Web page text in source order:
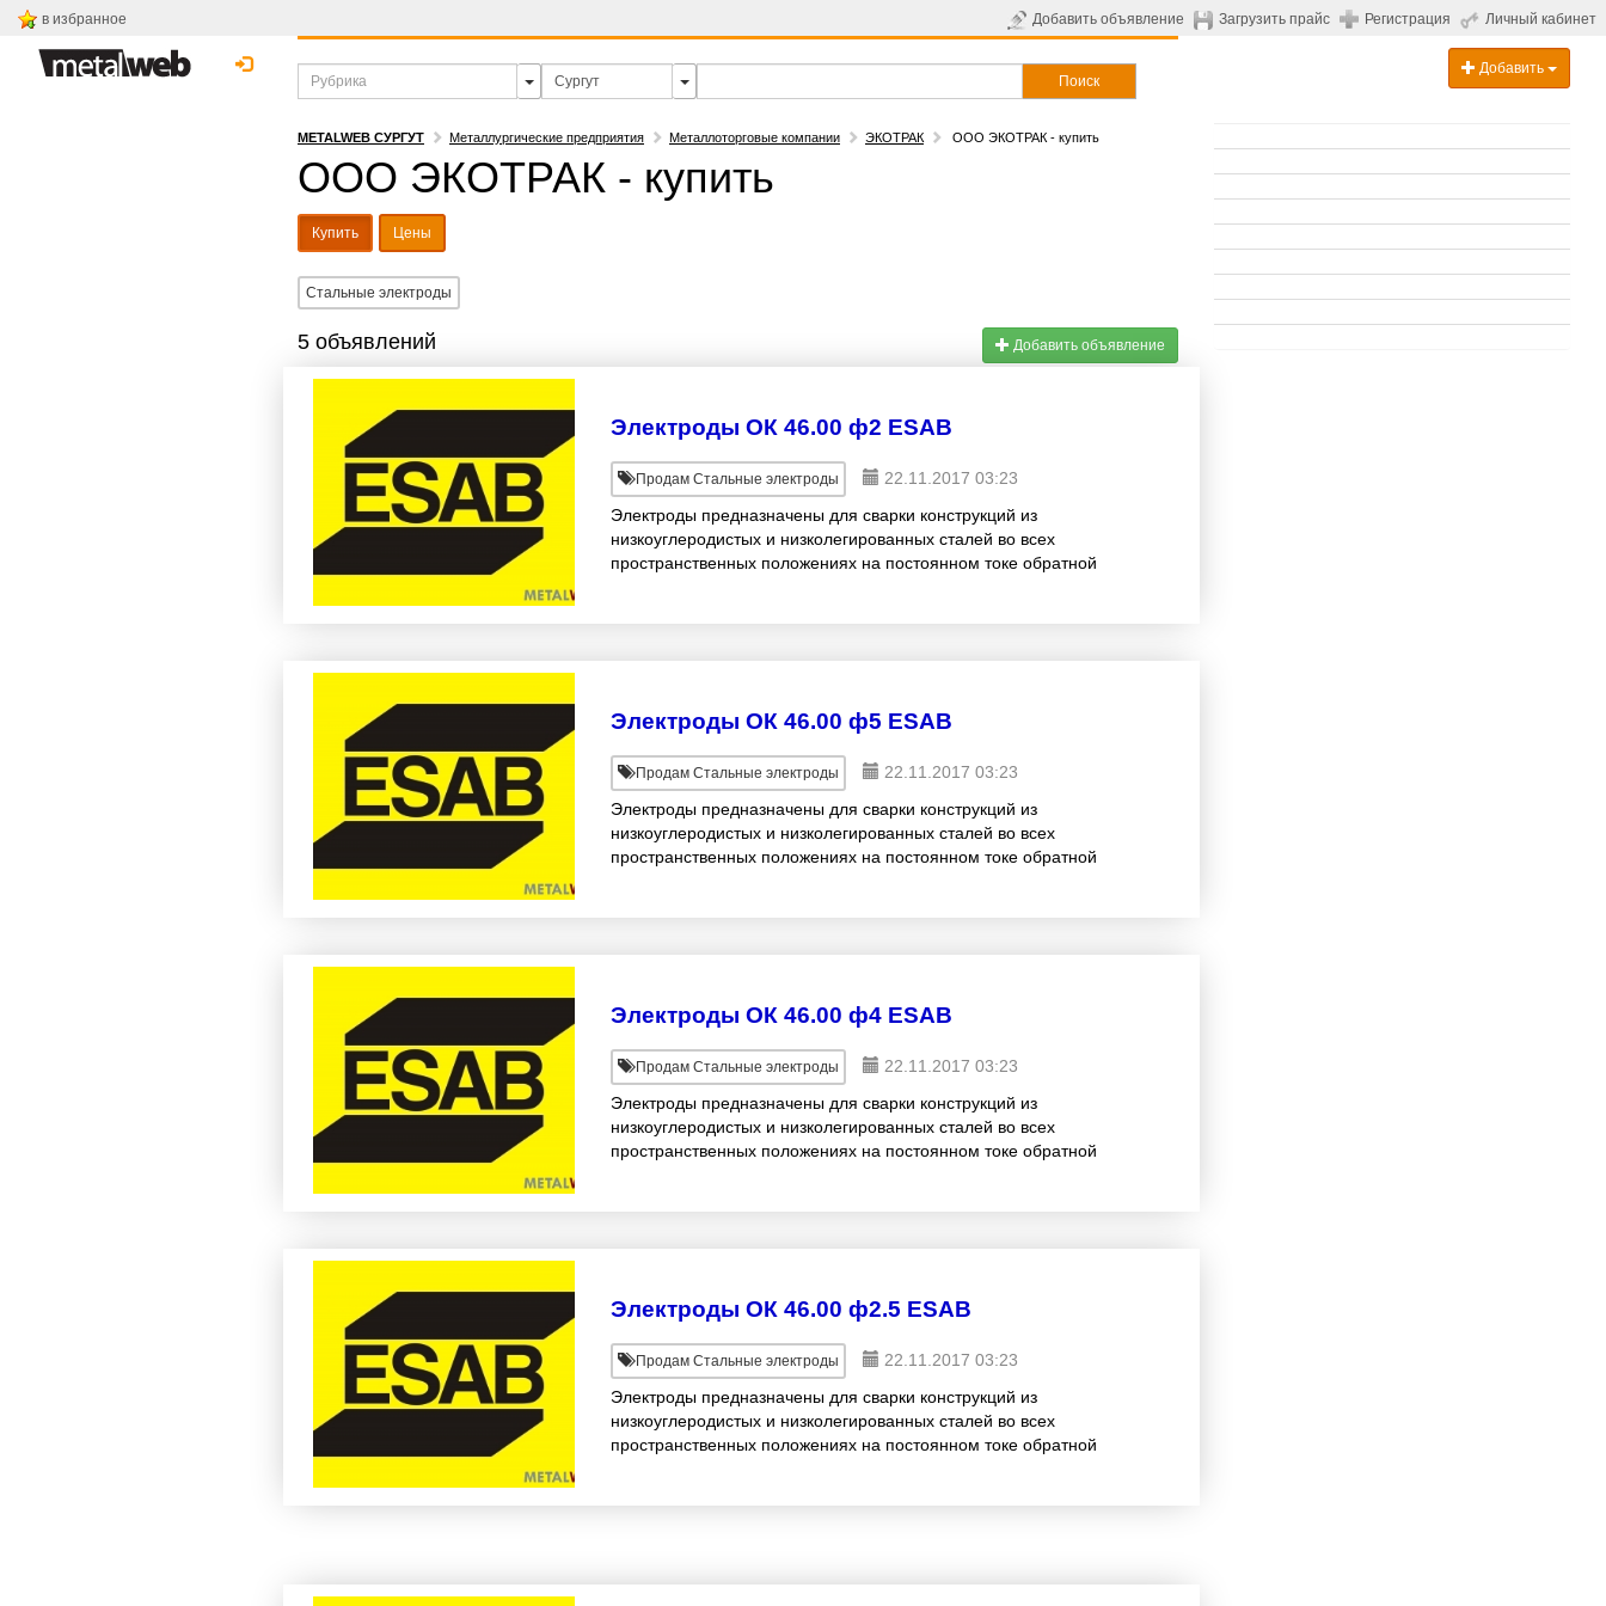
в избранное Добавить объявление Загрузить прайс Регистрация Личный кабинет
Поиск
Добавить
METALWEB СУРГУТ Металлургические предприятия Металлоторговые компании ЭКОТРАК ООО ЭКОТРАК - купить
ООО ЭКОТРАК - купить
Купить Цены
Стальные электроды
5 объявлений Добавить объявление
Электроды ОК 46.00 ф2 ESAB
Продам Стальные электроды
22.11.2017 03:23
Электроды предназначены для сварки конструкций из
низкоуглеродистых и низколегированных сталей во всех
пространственных положениях на постоянном токе обратной
Электроды ОК 46.00 ф5 ESAB
Продам Стальные электроды
22.11.2017 03:23
Электроды предназначены для сварки конструкций из
низкоуглеродистых и низколегированных сталей во всех
пространственных положениях на постоянном токе обратной
Электроды ОК 46.00 ф4 ESAB
Продам Стальные электроды
22.11.2017 03:23
Электроды предназначены для сварки конструкций из
низкоуглеродистых и низколегированных сталей во всех
пространственных положениях на постоянном токе обратной
Электроды ОК 46.00 ф2.5 ESAB
Продам Стальные электроды
22.11.2017 03:23
Электроды предназначены для сварки конструкций из
низкоуглеродистых и низколегированных сталей во всех
пространственных положениях на постоянном токе обратной